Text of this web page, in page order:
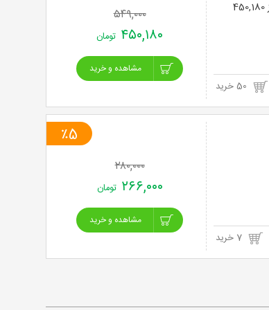
استخر 4 فصل روباز همراه با تمامی خدمات در مجموعه هودین و هورام با 22% تخفیف و پرداخت از 450,180
۵۴۹,۰۰۰
۴۵۰,۱۸۰ تومان
مشاهده و خرید
7 خرید
٪5
۲۸۰,۰۰۰
۲۶۶,۰۰۰ تومان
مشاهده و خرید